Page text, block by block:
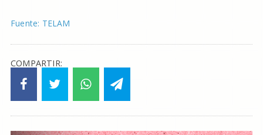
Fuente: TELAM
COMPARTIR: